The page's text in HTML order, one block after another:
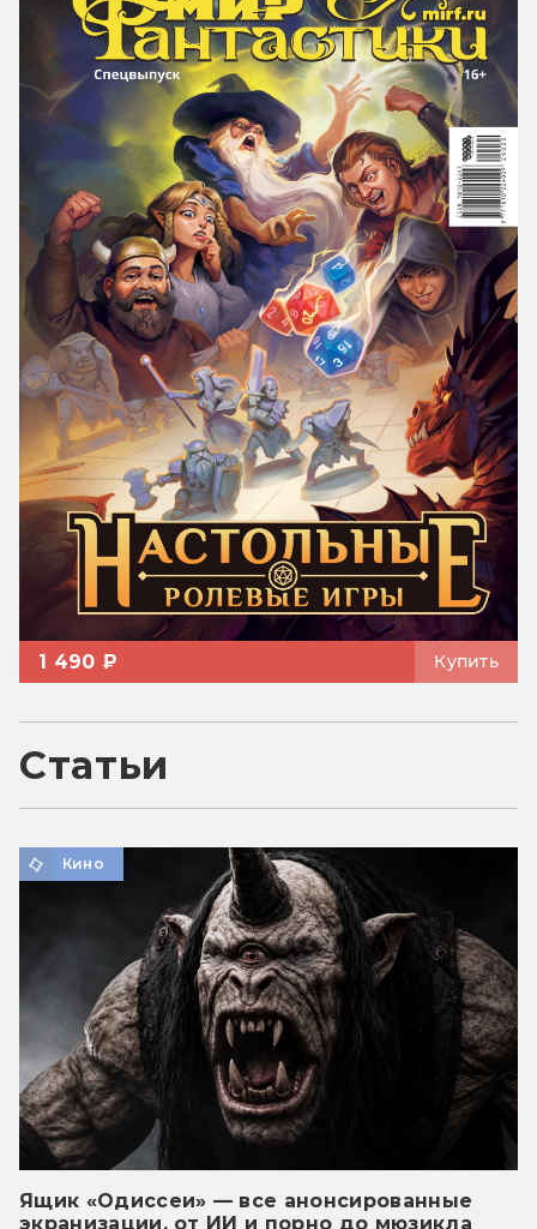
1 490 ₽ Купить
Статьи
Кино
Ящик «Одиссеи» — все анонсированные
экранизации, от ИИ и порно до мюзикла